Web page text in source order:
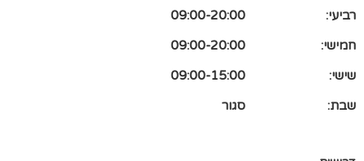
רביעי: 09:00-20:00
חמישי: 09:00-20:00
שישי: 09:00-15:00
שבת: סגור